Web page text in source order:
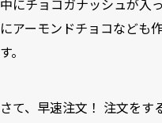
中にチョコガナッシュが入
にアーモンドチョコなども
す。
さて、早速注文！ 注文をす